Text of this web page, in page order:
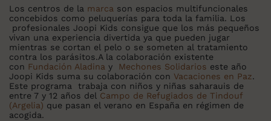
Los centros de la marca son espacios multifuncionales
concebidos como peluquerías para toda la familia. Los
profesionales Joopi Kids consigue que los más pequeños
vivan una experiencia divertida ya que pueden jugar
mientras se cortan el pelo o se someten al tratamiento
contra los parásitos.A la colaboración existente
con Fundación Aladina y Mechones Solidarios este año
Joopi Kids suma su colaboración con Vacaciones en Paz.
Este programa trabaja con niños y niñas saharauis de
entre 7 y 12 años del Campo de Refugiados de Tindouf
(Argelia) que pasan el verano en España en régimen de
acogida.